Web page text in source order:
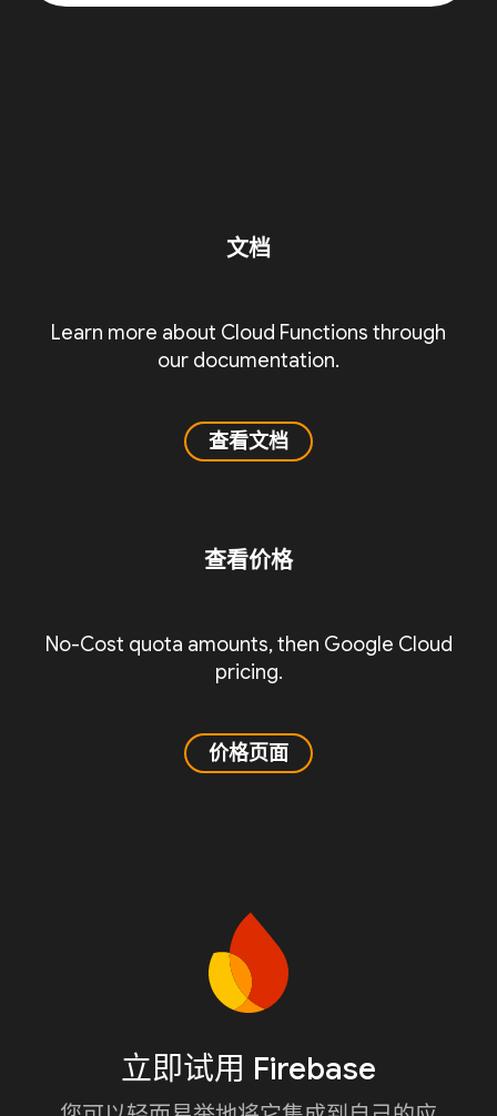
文档
Learn more about Cloud Functions through
our documentation.
查看文档
查看价格
No-Cost quota amounts, then Google Cloud
pricing.
价格页面
立即试用 Firebase